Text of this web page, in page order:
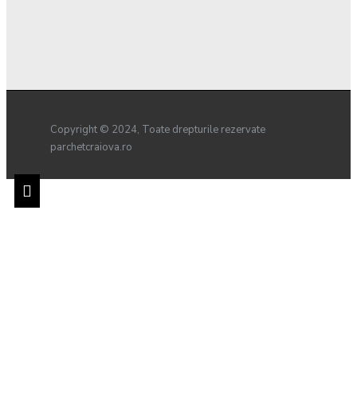
Copyright © 2024, Toate drepturile rezervate
parchetcraiova.ro